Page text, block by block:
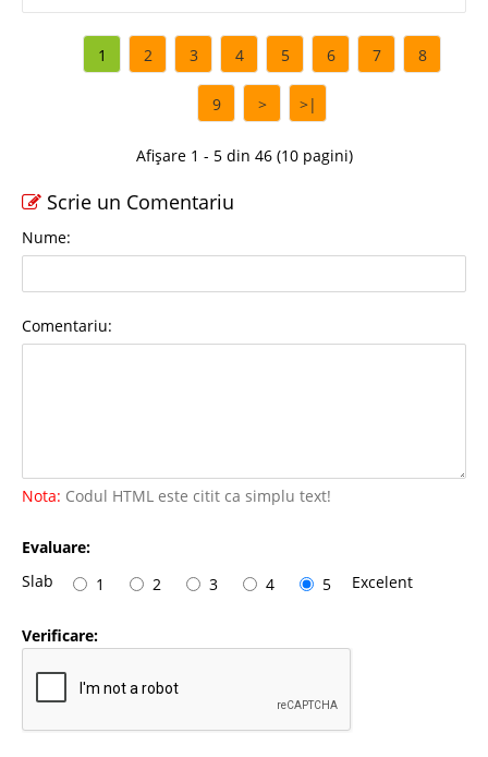
1 2 3 4 5 6 7 8
9 > >|
Afișare 1 - 5 din 46 (10 pagini)
Scrie un Comentariu
Nume:
Comentariu:
Nota: Codul HTML este citit ca simplu text!
Evaluare:
Slab
1 2 3 4 5 Excelent
Verificare: